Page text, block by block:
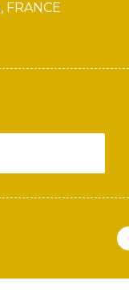
FRANCE